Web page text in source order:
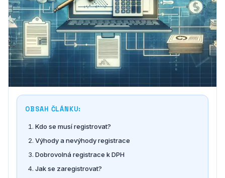
OBSAH ČLÁNKU:
Kdo se musí registrovat?
Výhody a nevýhody registrace
Dobrovolná registrace k DPH
Jak se zaregistrovat?